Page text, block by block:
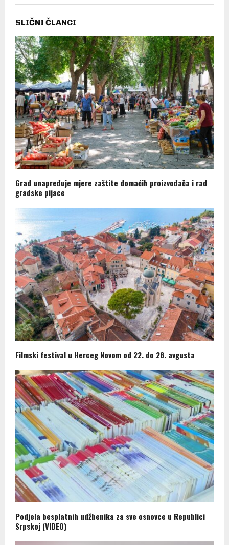
SLIČNI ČLANCI
Grad unapređuje mjere zaštite domaćih proizvođača i rad
gradske pijace
Filmski festival u Herceg Novom od 22. do 28. avgusta
Podjela besplatnih udžbenika za sve osnovce u Republici
Srpskoj (VIDEO)